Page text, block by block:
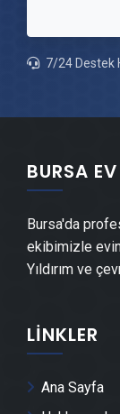
7/24 Destek
BURSA
Bursa'da
ekibimizle
Yıldırım ve
LINKLER
Ana Sayfa